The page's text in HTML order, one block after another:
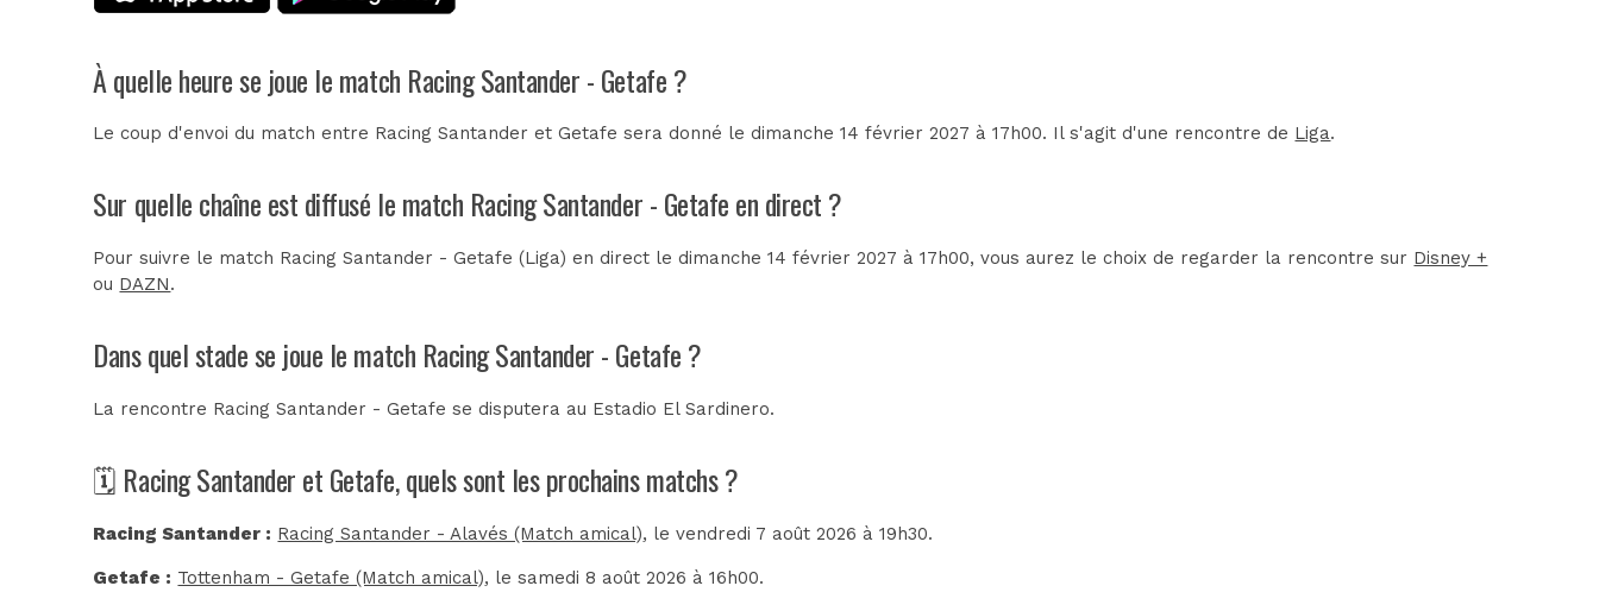
À quelle heure se joue le match Racing Santander - Getafe ?
Le coup d'envoi du match entre Racing Santander et Getafe sera donné le dimanche 14 février 2027 à 17h00. Il s'agit d'une rencontre de Liga.
Sur quelle chaîne est diffusé le match Racing Santander - Getafe en direct ?
Pour suivre le match Racing Santander - Getafe (Liga) en direct le dimanche 14 février 2027 à 17h00, vous aurez le choix de regarder la rencontre sur Disney +
ou DAZN.
Dans quel stade se joue le match Racing Santander - Getafe ?
La rencontre Racing Santander - Getafe se disputera au Estadio El Sardinero.
🗓️ Racing Santander et Getafe, quels sont les prochains matchs ?
Racing Santander : Racing Santander - Alavés (Match amical), le vendredi 7 août 2026 à 19h30.
Getafe : Tottenham - Getafe (Match amical), le samedi 8 août 2026 à 16h00.